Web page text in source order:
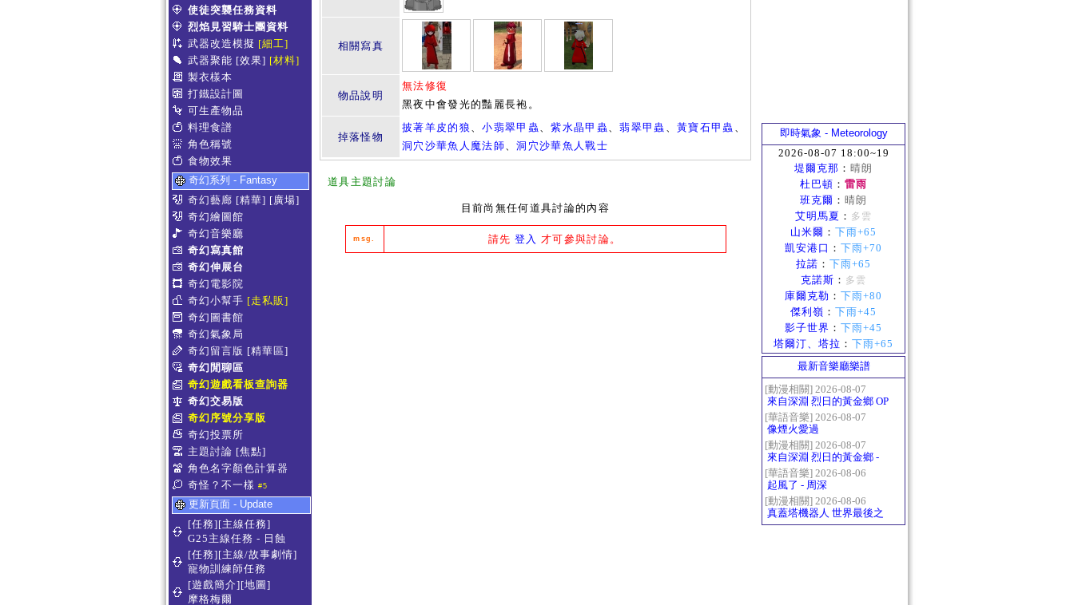
使徒突襲任務資料
烈焰見習騎士團資料
武器改造模擬 [細工]
武器聚能 [效果] [材料]
製衣樣本
打鐵設計圖
可生產物品
料理食譜
角色稱號
食物效果
奇幻系列 - Fantasy
奇幻藝廊 [精華] [廣場]
奇幻繪圖館
奇幻音樂廳
奇幻寫真館
奇幻伸展台
奇幻電影院
奇幻小幫手 [走私販]
奇幻圖書館
奇幻氣象局
奇幻留言版 [精華區]
奇幻閒聊區
奇幻遊戲看板查詢器
奇幻交易版
奇幻序號分享版
奇幻投票所
主題討論 [焦點]
角色名字顏色計算器
奇怪？不一樣 #5
更新頁面 - Update
[任務][主線任務]
G25主線任務 - 日蝕
[任務][主線/故事劇情]
寵物訓練師任務
[遊戲簡介][地圖]
摩格梅爾
相關寫真
物品說明
無法修復
黑夜中會發光的豔麗長袍。
掉落怪物
披著羊皮的狼 、小翡翠甲蟲 、紫水晶甲蟲 、翡翠甲蟲 、黃寶石甲蟲 、
洞穴沙華魚人魔法師、洞穴沙華魚人戰士
道具主題討論
目前尚無任何道具討論的內容
msg. 請先 登入 才可參與討論。
即時氣象 - Meteorology
2026-08-07 18:00~19
堤爾克那 ： 晴朗
杜巴頓 ： 雷雨
班克爾 ： 晴朗
艾明馬夏 ： 多雲
山米爾 ： 下雨+65
凱安港口 ： 下雨+70
拉諾 ： 下雨+65
克諾斯 ： 多雲
庫爾克勒 ： 下雨+80
傑利嶺 ： 下雨+45
影子世界 ： 下雨+45
塔爾汀、塔拉 ： 下雨+65
最新音樂廳樂譜
[動漫相關] 2026-08-07
來自深淵 烈日的黃金鄉 OP
- かたち(Katachi)
[華語音樂] 2026-08-07
像煙火愛過
[動漫相關] 2026-08-07
來自深淵 烈日的黃金鄉 -
Gravity
[華語音樂] 2026-08-06
起風了 - 周深
[動漫相關] 2026-08-06
真蓋塔機器人 世界最後之
日OP2 HEATS